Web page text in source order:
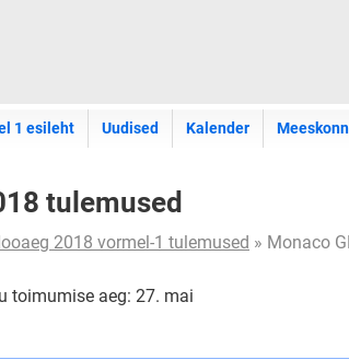
1 esileht Uudised Kalender
tulemused
2018 vormel-1 tulemused » Monaco
toimumise aeg: 27. mai